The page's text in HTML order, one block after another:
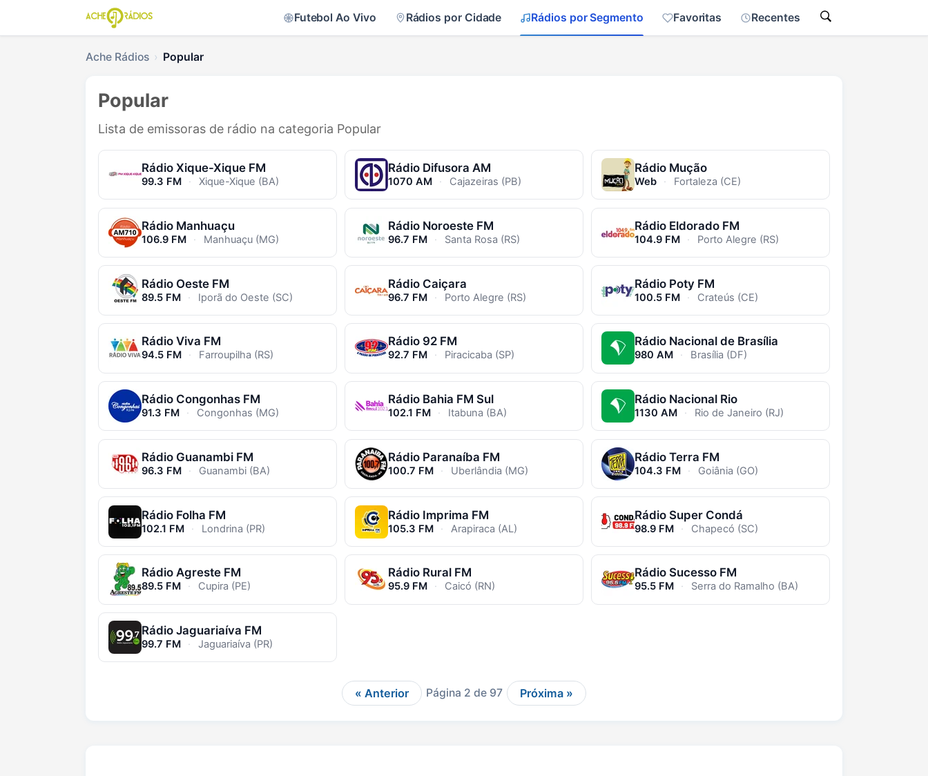
Futebol Ao Vivo Rádios por Cidade Rádios por Segmento Favoritas Recentes
Ache Rádios Popular
Popular
Lista de emissoras de rádio na categoria Popular
Rádio Xique-Xique FM
99.3 FM · Xique-Xique (BA)
Rádio Difusora AM
1070 AM · Cajazeiras (PB)
Rádio Mução
Web · Fortaleza (CE)
Rádio Manhuaçu
106.9 FM · Manhuaçu (MG)
Rádio Noroeste FM
96.7 FM · Santa Rosa (RS)
Rádio Eldorado FM
104.9 FM · Porto Alegre (RS)
Rádio Oeste FM
89.5 FM · Iporã do Oeste (SC)
Rádio Caiçara
96.7 FM · Porto Alegre (RS)
Rádio Poty FM
100.5 FM · Crateús (CE)
Rádio Viva FM
94.5 FM · Farroupilha (RS)
Rádio 92 FM
92.7 FM · Piracicaba (SP)
Rádio Nacional de Brasília
980 AM · Brasília (DF)
Rádio Congonhas FM
91.3 FM · Congonhas (MG)
Rádio Bahia FM Sul
102.1 FM · Itabuna (BA)
Rádio Nacional Rio
1130 AM · Rio de Janeiro (RJ)
Rádio Guanambi FM
96.3 FM · Guanambi (BA)
Rádio Paranaíba FM
100.7 FM · Uberlândia (MG)
Rádio Terra FM
104.3 FM · Goiânia (GO)
Rádio Folha FM
102.1 FM · Londrina (PR)
Rádio Imprima FM
105.3 FM · Arapiraca (AL)
Rádio Super Condá
98.9 FM · Chapecó (SC)
Rádio Agreste FM
89.5 FM · Cupira (PE)
Rádio Rural FM
95.9 FM · Caicó (RN)
Rádio Sucesso FM
95.5 FM · Serra do Ramalho (BA)
Rádio Jaguariaíva FM
99.7 FM · Jaguariaíva (PR)
« Anterior Página 2 de 97 Próxima »